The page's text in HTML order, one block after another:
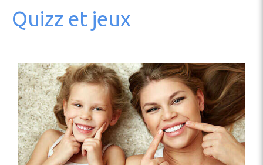
Quizz et jeux